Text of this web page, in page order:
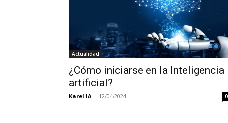
Actualidad
¿Cómo iniciarse en la Inteligencia
artificial?
Karel IA - 12/04/2024 0